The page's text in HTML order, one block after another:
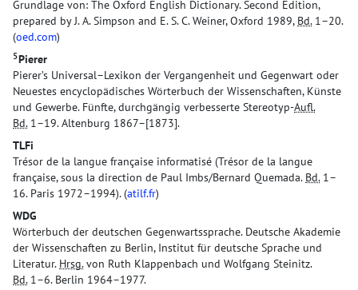
Grundlage von: The Oxford English Dictionary. Second Edition,
prepared by J. A. Simpson and E. S. C. Weiner, Oxford 1989, Bd.1–20.
(oed.com)
5Pierer
Pierer’s Universal–Lexikon der Vergangenheit und Gegenwart oder
Neuestes encyclopädisches Wörterbuch der Wissenschaften, Künste
und Gewerbe. Fünfte, durchgängig verbesserte Stereotyp-Aufl.
Bd.1–19. Altenburg 1867–[1873].
TLFi
Trésor de la langue française informatisé (Trésor de la langue
française, sous la direction de Paul Imbs/Bernard Quemada. Bd.1–
16. Paris 1972–1994). (atilf.fr)
WDG
Wörterbuch der deutschen Gegenwartssprache. Deutsche Akademie
der Wissenschaften zu Berlin, Institut für deutsche Sprache und
Literatur. Hrsg.von Ruth Klappenbach und Wolfgang Steinitz.
Bd.1–6. Berlin 1964–1977.